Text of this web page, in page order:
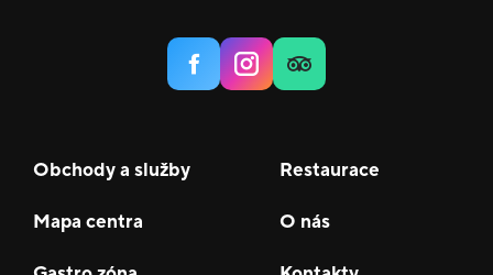
Obchody a služby Restaurace
Mapa centra O nás